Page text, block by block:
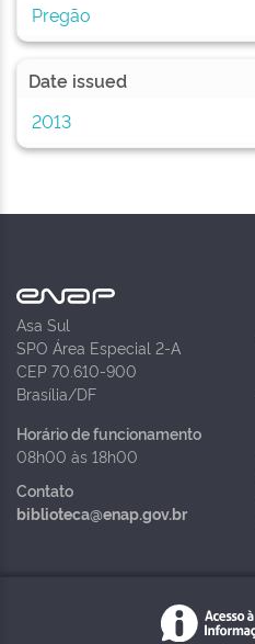
Pregão
Date issued
2013
Asa Sul
SPO Área Especial 2-A
CEP 70.610-900
Brasília/DF
Horário de funcionamento
08h00 às 18h00
Contato
biblioteca@enap.gov.br